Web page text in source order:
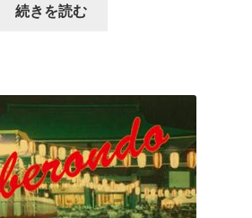
続きを読む